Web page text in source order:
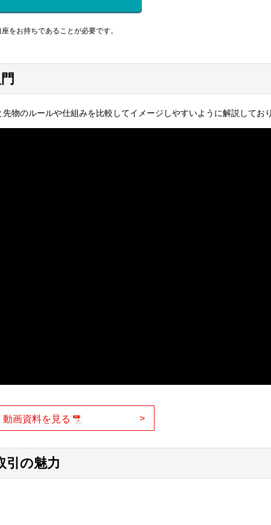
をお持ちであることが必要です。
物のルールや仕組みを比較してイメージしやすいように解説してお
動画資料を見る >
引の魅力